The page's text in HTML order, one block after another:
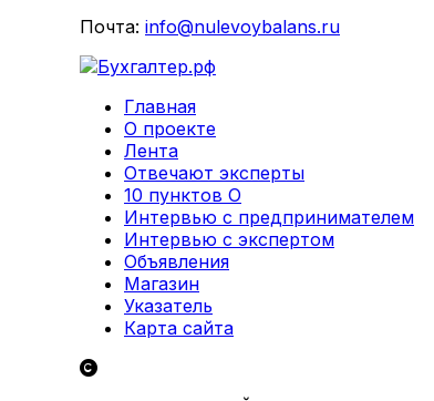
Почта: info@nulevoybalans.ru
Главная
О проекте
Лента
Отвечают эксперты
10 пунктов О
Интервью с предпринимателем
Интервью с экспертом
Объявления
Магазин
Указатель
Карта сайта